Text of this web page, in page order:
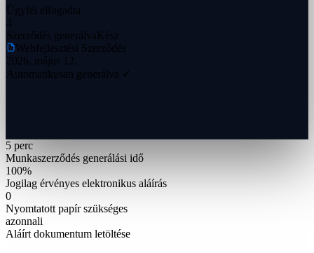
Ügyfél elfogadta
4
Szerződés generálvaKész
Webfejlesztési Szerződés
2026. május 12.
Automatikusan generálva ✓
5 perc
Munkaszerződés generálási idő
100%
Jogilag érvényes elektronikus aláírás
0
Nyomtatott papír szükséges
azonnali
Aláírt dokumentum letöltése